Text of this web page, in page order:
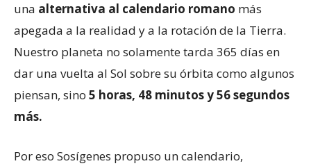
una alternativa al calendario romano más
apegada a la realidad y a la rotación de la Tierra.
Nuestro planeta no solamente tarda 365 días en
dar una vuelta al Sol sobre su órbita como algunos
piensan, sino 5 horas, 48 minutos y 56 segundos
más.
Por eso Sosígenes propuso un calendario,